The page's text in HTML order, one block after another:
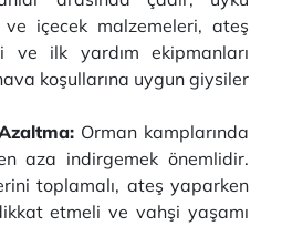
içecek malzemeleri, ateş
ve ilk yardım ekipmanları
koşullarına uygun giysiler
Orman kamplarında
aza indirgemek önemlidir.
toplamalı, ateş yaparken
etmeli ve vahşi yaşamı